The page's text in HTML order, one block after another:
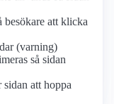
att klicka
(varning)
så sidan
att hoppa